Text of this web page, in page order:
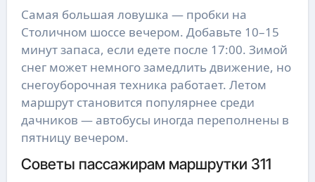
Самая большая ловушка — пробки на
Столичном шоссе вечером. Добавьте 10–15
минут запаса, если едете после 17:00. Зимой
снег может немного замедлить движение, но
снегоуборочная техника работает. Летом
маршрут становится популярнее среди
дачников — автобусы иногда переполнены в
пятницу вечером.
Советы пассажирам маршрутки 311